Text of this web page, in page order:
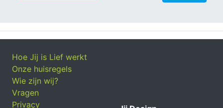
Hoe Jij is Lief werkt
Onze huisregels
Wie zijn wij?
Vragen
Privacy